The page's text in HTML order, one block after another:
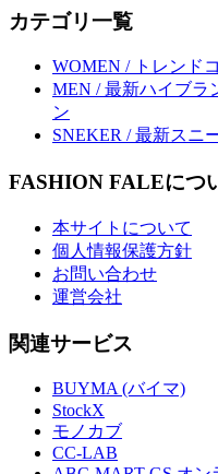
カテゴリ一覧
WOMEN / トレンド
MEN / 最新ハイブラ
ン
SNEKER / 最新スニ
FASHION FALEにつ
本サイトについて
個人情報保護方針
お問い合わせ
運営会社
関連サービス
BUYMA (バイマ)
StockX
モノカブ
CC-LAB